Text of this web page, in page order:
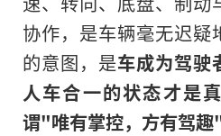
协作，是车辆毫无迟疑
的意图，是车成为驾驶
人车合一的状态才是
谓"唯有掌控，方有驾趣"